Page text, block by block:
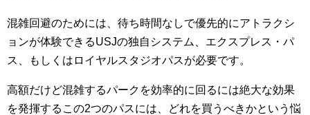
混雑回避のためには、待ち時間なしで優先的にアトラクシ
ョンが体験できるUSJの独自システム、エクスプレス・パ
ス、もしくはロイヤルスタジオパスが必要です。
高額だけど混雑するパークを効率的に回るには絶大な効果
を発揮するこの2つのパスには、どれを買うべきかという悩